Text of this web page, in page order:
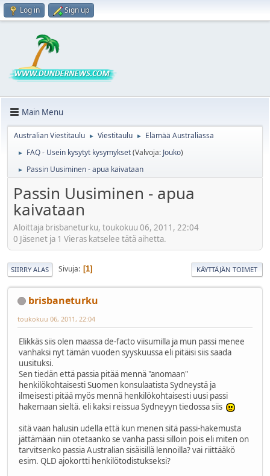
Log in Sign up
Main Menu
Australian Viestitaulu ► Viestitaulu ► Elämää Australiassa
► FAQ - Usein kysytyt kysymykset(Valvoja: Jouko)
► Passin Uusiminen - apua kaivataan
Passin Uusiminen - apua
kaivataan
Aloittaja brisbaneturku, toukokuu 06, 2011, 22:04
0 Jäsenet ja 1 Vieras katselee tätä aihetta.
SIIRRY ALAS Sivuja 1 KÄYTTÄJÄN TOIMET
brisbaneturku
toukokuu 06, 2011, 22:04
Elikkäs siis olen maassa de-facto viisumilla ja mun passi menee
vanhaksi nyt tämän vuoden syyskuussa eli pitäisi siis saada
uusituksi.
Sen tiedän että passia pitää mennä "anomaan"
henkilökohtaisesti Suomen konsulaatista Sydneystä ja
ilmeisesti pitää myös mennä henkilökohtaisesti uusi passi
hakemaan sieltä. eli kaksi reissua Sydneyyn tiedossa siis
sitä vaan halusin udella että kun menen sitä passi-hakemusta
jättämään niin otetaanko se vanha passi silloin pois eli miten on
tarvitsenko passia Australian sisäisillä lennoilla? vai riittääkö
esim. QLD ajokortti henkilötodistukseksi?